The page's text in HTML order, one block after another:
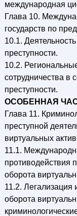
международная
Глава 10.
государств по
10.1.
преступности.
10.2.
сотрудничества
преступности.
ОСОБЕННАЯ
Глава 11.
преступной
виртуальных
11.1.
противодействия
оборота
11.2. Легализация
оборота